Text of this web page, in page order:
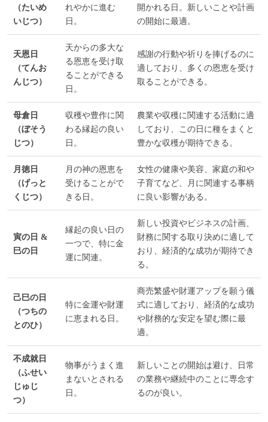
（たいめ
いじつ）
れやかに進む
日。
開かれる日。新しいことや計画
の開始に最適。
天恩日
（てんお
んじつ）
天からの多大な
る恩恵を受け取
ることができる
日。
感謝の行動や祈りを捧げるのに
適しており、多くの恩恵を受け
取ることができる。
母倉日
（ぼそう
じつ）
収穫や豊作に関
わる縁起の良い
日。
農業や収穫に関連する活動に適
しており、この日に種をまくと
豊かな収穫が期待できる。
月徳日
（げっと
くじつ）
月の神の恩恵を
受けることがで
きる日。
女性の健康や美容、家庭の和や
子育てなど、月に関連する事柄
に良い影響がある。
寅の日 &
巳の日
縁起の良い日の
一つで、特に金
運に関連。
新しい投資やビジネスの計画、
財務に関する取り決めに適して
おり、経済的な成功が期待でき
る。
己巳の日
（つちの
とのひ）
特に金運や財運
に恵まれる日。
商売繁盛や財運アップを願う儀
式に適しており、経済的な成功
や財務的な安定を望む際に最
適。
不成就日
（ふせい
じゅじ
つ）
物事がうまく進
まないとされる
日。
新しいことの開始は避け、日常
の業務や継続中のことに専念す
るのが良い。